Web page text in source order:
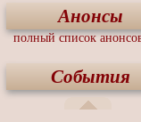
Анонсы
полный список
События